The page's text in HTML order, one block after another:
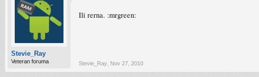
Stevie_Ray
Veteran foruma
Ili rerna. :mrgreen:
Stevie_Ray Nov 27, 2010